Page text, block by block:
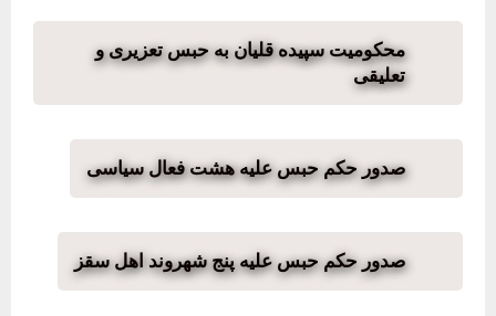
محکومیت سپیده قلیان به حبس تعزیری و
تعلیقی
صدور حکم حبس علیه هشت فعال سیاسی
صدور حکم حبس علیه پنج شهروند اهل سقز